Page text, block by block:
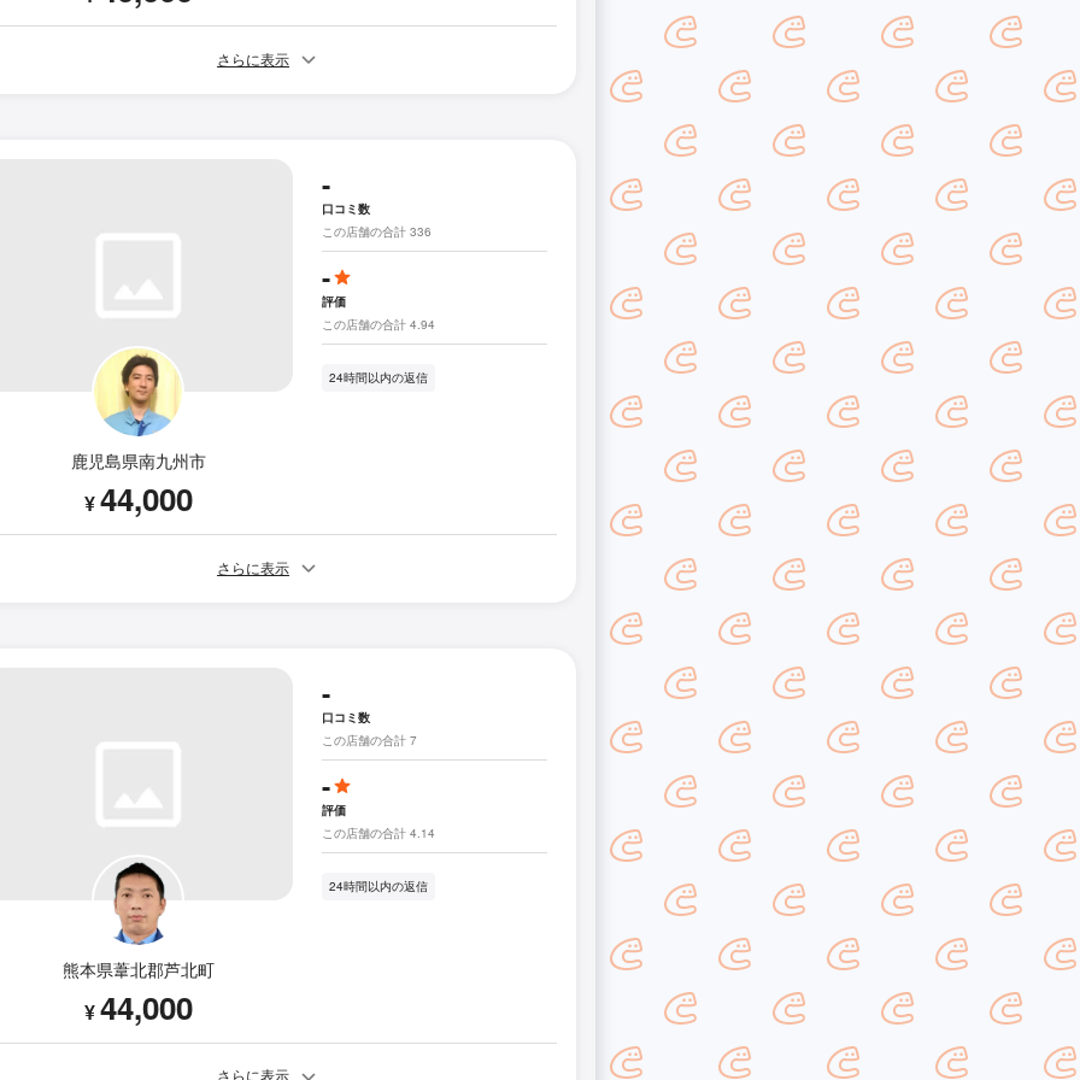
さらに表示
鹿児島県南九州市
¥44,000
-
口コミ数
この店舗の合計 336
-
評価
この店舗の合計 4.94
24時間以内の返信
さらに表示
熊本県葦北郡芦北町
¥44,000
-
口コミ数
この店舗の合計 7
-
評価
この店舗の合計 4.14
24時間以内の返信